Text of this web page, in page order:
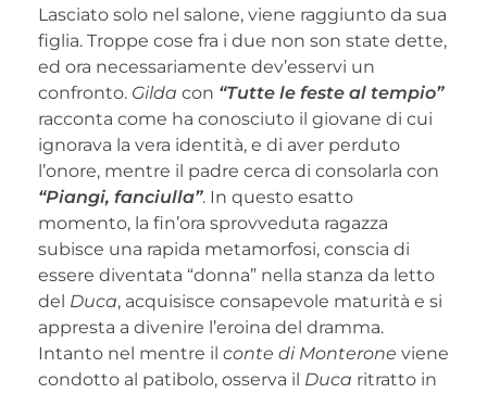
Lasciato solo nel salone, viene raggiunto da sua
figlia. Troppe cose fra i due non son state dette,
ed ora necessariamente dev’esservi un
confronto. Gilda con “Tutte le feste al tempio”
racconta come ha conosciuto il giovane di cui
ignorava la vera identità, e di aver perduto
l’onore, mentre il padre cerca di consolarla con
“Piangi, fanciulla”. In questo esatto
momento, la fin’ora sprovveduta ragazza
subisce una rapida metamorfosi, conscia di
essere diventata “donna” nella stanza da letto
del Duca, acquisisce consapevole maturità e si
appresta a divenire l’eroina del dramma.
Intanto nel mentre il conte di Monterone viene
condotto al patibolo, osserva il Duca ritratto in